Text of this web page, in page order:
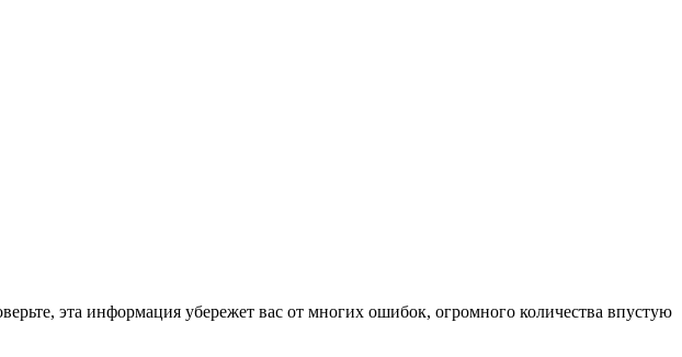
эта информация убережет вас от многих ошибок, огромного количества впустую